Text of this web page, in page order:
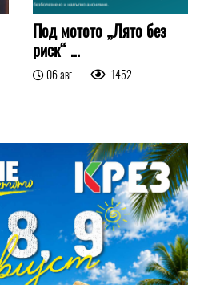
Под мотото „Лято без
риск“ ...
06 авг 1452